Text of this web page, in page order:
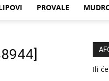
PROVALE
Ili